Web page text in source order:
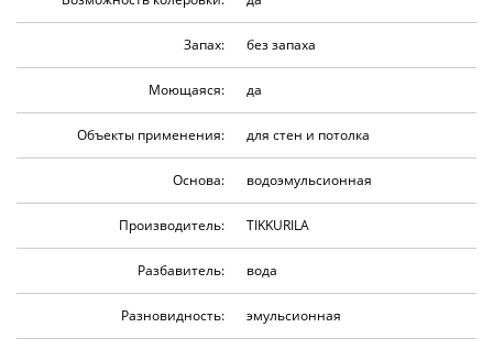
Запах: без запаха
Моющаяся: да
Объекты применения: для стен и потолка
Основа: водоэмульсионная
Производитель: TIKKURILA
Разбавитель: вода
Разновидность: эмульсионная